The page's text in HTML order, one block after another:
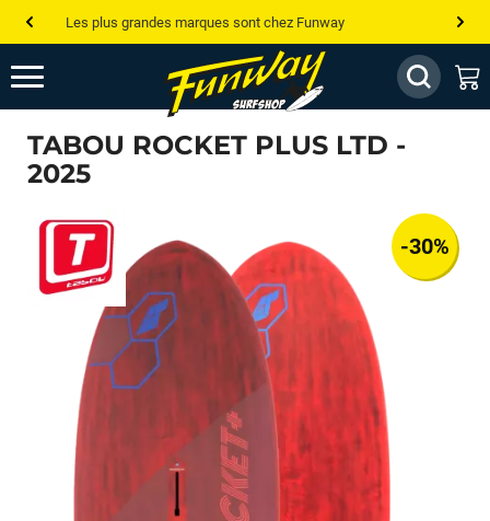
Les plus grandes marques sont chez Funway
Jusqu’à -75% de remise sur le windsurf, wingfoil, etc...
💰 Meilleur prix garanti — Moins cher ailleurs ? On s’aligne !
Besoin de conseils de pro ? Appelle nous !
TABOU ROCKET PLUS LTD -
2025
-30%